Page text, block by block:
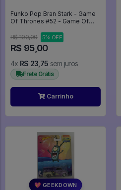
Funko Pop Bran Stark - Game
Of Thrones #52 - Game Of
R$ 100,00
5% OFF
R$ 95,00
4x R$ 23,75 sem juros
Frete Grátis
Carrinho
💖 GEEKDOWN